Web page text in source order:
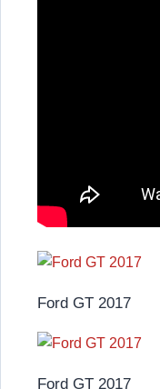
Ford GT 2017
Ford GT 2017